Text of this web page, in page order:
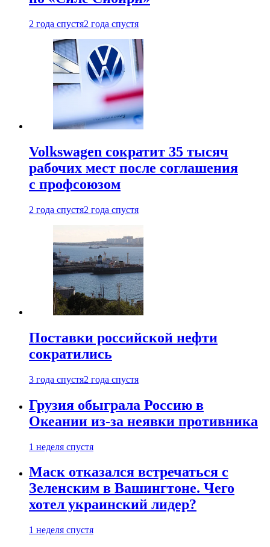
2 года спустя2 года спустя
Volkswagen сократит 35 тысяч
рабочих мест после соглашения
с профсоюзом
2 года спустя2 года спустя
Поставки российской нефти
сократились
3 года спустя2 года спустя
Грузия обыграла Россию в
Океании из-за неявки противника
1 неделя спустя
Маск отказался встречаться с
Зеленским в Вашингтоне. Чего
хотел украинский лидер?
1 неделя спустя